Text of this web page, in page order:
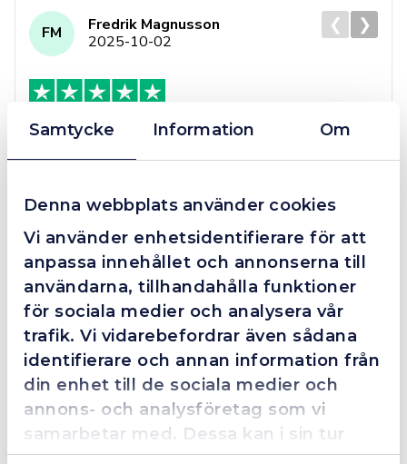
Samtycke Information Om
Denna webbplats använder cookies
Vi använder enhetsidentifierare för att
anpassa innehållet och annonserna till
användarna, tillhandahålla funktioner
för sociala medier och analysera vår
trafik. Vi vidarebefordrar även sådana
identifierare och annan information från
din enhet till de sociala medier och
annons- och analysföretag som vi
samarbetar med. Dessa kan i sin tur
kombinera informationen med annan
for
slotted
screws
1.2x6.5x50
mängd
4.4 10 Reviews
FM
Fredrik Magnusson
2025-10-02
Grym service!
Dom här grabbarna är definitionen av serviceminded.
så agerade dom blixtsnabbt och löste det långt över
en extra guldstjärna.
❮ ❯
Beskrivning